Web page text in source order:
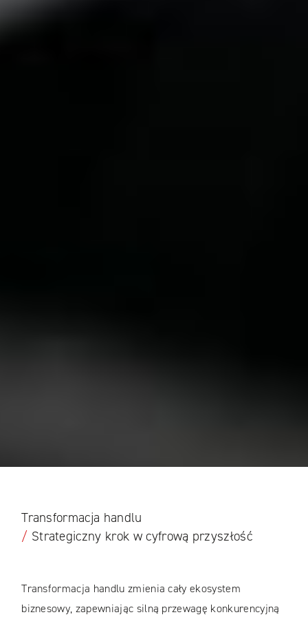
Transformacja handlu
/ Strategiczny krok w cyfrową przyszłość
Transformacja handlu zmienia cały ekosystem
biznesowy, zapewniając silną przewagę konkurencyjną